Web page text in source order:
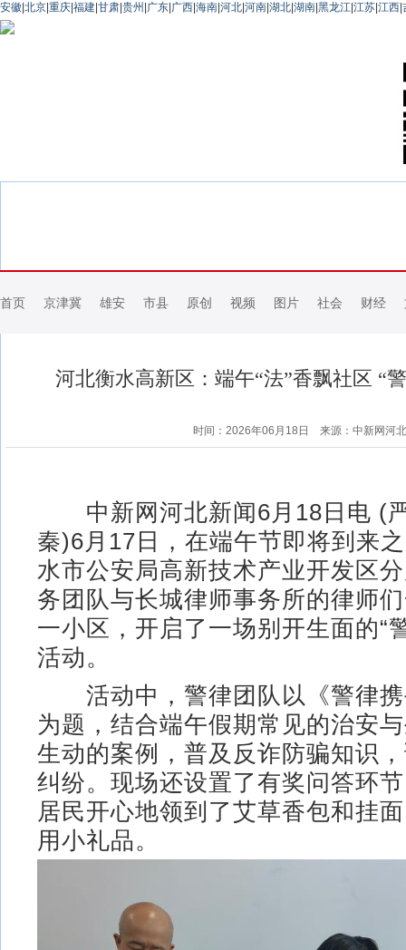
安徽 北京 重庆 福建 甘肃 贵州 广东 广西 海南 河北 河南 湖北 湖南 黑龙江 江苏 江西
首页 京津冀 雄安 市县 原创 视频 图片 社会 财经
河北衡水高新区：端午“法”香飘社区 “
时间：2026年06月18日 来源：中新网河北
中新网河北新闻6月18日电 (
秦)6月17日，在端午节即将到来
水市公安局高新技术产业开发区
务团队与长城律师事务所的律师
一小区，开启了一场别开生面的“
活动。
活动中，警律团队以《警律携
为题，结合端午假期常见的治安
生动的案例，普及反诈防骗知识
纠纷。现场还设置了有奖问答环
居民开心地领到了艾草香包和挂
用小礼品。